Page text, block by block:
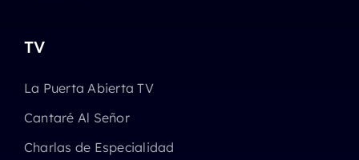
TV
La Puerta Abierta TV
Cantaré Al Señor
Charlas de Especialidad